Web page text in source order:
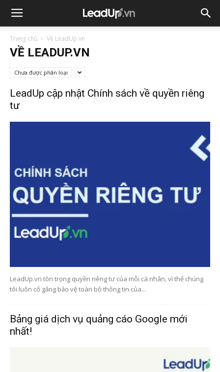
Trang chủ Về LeadUp.vn
VỀ LEADUP.VN
Chưa được phân loại
LeadUp cập nhật Chính sách về quyền riêng
tư
LeadUp.vn tôn trọng quyền riêng tư của mỗi cá nhân, vì thế chúng
tôi luôn cố gắng bảo vệ toàn bộ thông tin của...
Bảng giá dịch vụ quảng cáo Google mới
nhất!